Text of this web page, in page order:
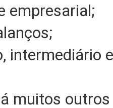
empresarial;
intermediário
muitos